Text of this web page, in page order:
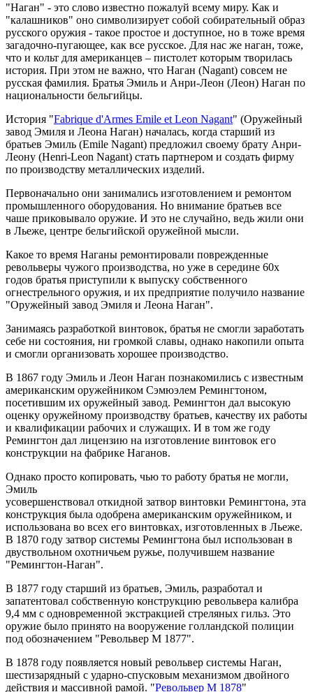
"Наган" - это слово известно пожалуй всему миру. Как и
"калашников" оно символизирует собой собирательный образ
русского оружия - такое простое и доступное, но в тоже время
загадочно-пугающее, как все русское. Для нас же наган, тоже,
что и кольт для американцев – пистолет которым творилась
история. При этом не важно, что Наган (Nagant) совсем не
русская фамилия. Братья Эмиль и Анри-Леон (Леон) Наган по
национальности бельгийцы.
История "Fabrique d'Armes Emile et Leon Nagant" (Оружейный
завод Эмиля и Леона Наган) началась, когда старший из
братьев Эмиль (Emile Nagant) предложил своему брату Анри-
Леону (Henri-Leon Nagant) стать партнером и создать фирму
по производству металлических изделий.
Первоначально они занимались изготовлением и ремонтом
промышленного оборудования. Но внимание братьев все
чаше приковывало оружие. И это не случайно, ведь жили они
в Льеже, центре бельгийской оружейной мысли.
Какое то время Наганы ремонтировали поврежденные
револьверы чужого производства, но уже в середине 60х
годов братья приступили к выпуску собственного
огнестрельного оружия, и их предприятие получило название
"Оружейный завод Эмиля и Леона Наган".
Занимаясь разработкой винтовок, братья не смогли заработать
себе ни состояния, ни громкой славы, однако накопили опыта
и смогли организовать хорошее производство.
В 1867 году Эмиль и Леон Наган познакомились с известным
американским оружейником Сэмюэлем Ремингтоном,
посетившим их оружейный завод. Ремингтон дал высокую
оценку оружейному производству братьев, качеству их работы
и квалификации рабочих и служащих. И в том же году
Ремингтон дал лицензию на изготовление винтовок его
конструкции на фабрике Наганов.
Однако просто копировать, чью то работу братья не могли,
Эмиль
усовершенствовал откидной затвор винтовки Ремингтона, эта
конструкция была одобрена американским оружейником, и
использована во всех его винтовках, изготовленных в Льеже.
В 1870 году затвор системы Ремингтона был использован в
двуствольном охотничьем ружье, получившем название
"Ремингтон-Наган".
В 1877 году старший из братьев, Эмиль, разработал и
запатентовал собственную конструкцию револьвера калибра
9,4 мм с одновременной экстракцией стреляных гильз. Это
оружие было принято на вооружение голландской полиции
под обозначением "Револьвер М 1877".
В 1878 году появляется новый револьвер системы Наган,
шестизарядный с ударно-спусковым механизмом двойного
действия и массивной рамой. "Револьвер М 1878"